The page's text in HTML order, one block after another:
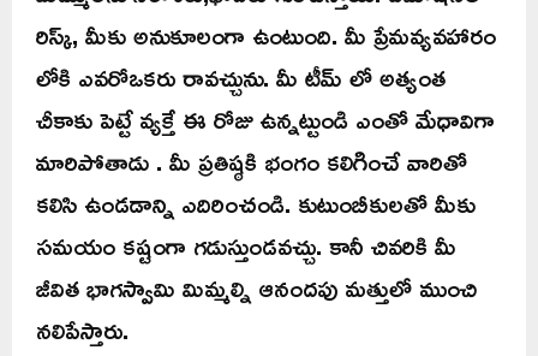
రిస్క్, మీకు అనుకూలంగా ఉంటుంది. మీ ప్రేమవ్యవహారం
లోకి ఎవరోఒకరు రావచ్చును. మీ టీమ్ లో అత్యంత
చీకాకు పెట్టే వ్యక్తే ఈ రోజు ఉన్నట్టుండి ఎంతో మేధావిగా
మారిపోతాడు . మీ ప్రతిష్ఠకి భంగం కలిగించే వారితో
కలిసి ఉండడాన్ని ఎదిరించండి. కుటుంబీకులతో మీకు
సమయం కష్టంగా గడుస్తుండవచ్చు. కానీ చివరికి మీ
జీవిత భాగస్వామి మిమ్మల్ని ఆనందపు మత్తులో ముంచి
నలిపేస్తారు.